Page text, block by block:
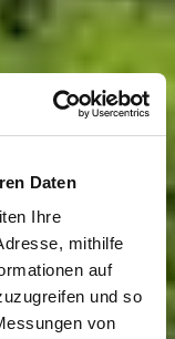
Daten
Ihre
mithilfe
auf
und so
von